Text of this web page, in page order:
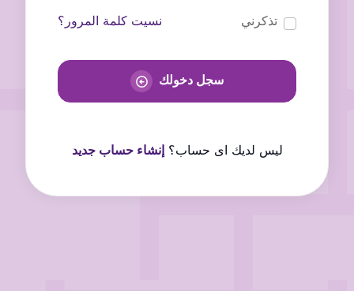
تذكرني نسيت كلمة المرور؟
سجل دخولك
ليس لديك اى حساب؟إنشاء حساب جديد